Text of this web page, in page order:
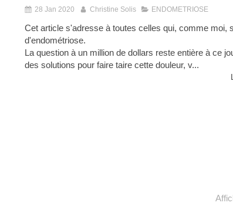
28 Jan 2020 Christine Solis ENDOMETRIOSE
Cet article s'adresse à toutes celles qui, comme moi,
d'endométriose.
La question à un million de dollars reste entière à ce
des solutions pour faire taire cette douleur, v...